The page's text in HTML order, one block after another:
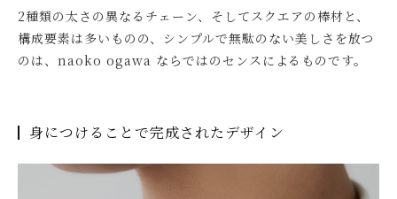
2種類の太さの異なるチェーン、そしてスクエアの棒材と、
構成要素は多いものの、シンプルで無駄のない美しさを放つ
のは、naoko ogawa ならではのセンスによるものです。
身につけることで完成されたデザイン